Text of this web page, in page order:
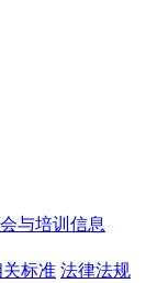
与培训信息
关标准 法律法规